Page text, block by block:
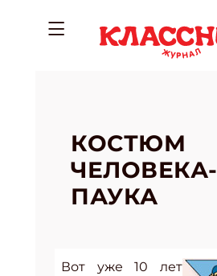
КОСТЮМ
ЧЕЛОВЕКА-
ПАУКА
Вот уже 10 лет